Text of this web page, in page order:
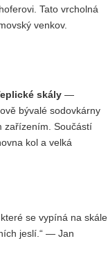
Tato vrcholná
venkov.
skály —
bývalé sodovkárny
zařízením. Součástí
kol a velká
se vypíná na skále
jeslí.“ — Jan